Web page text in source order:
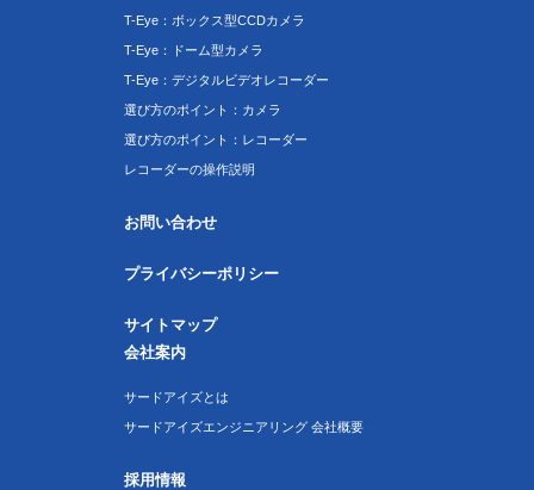
T-Eye：ボックス型CCDカメラ
T-Eye：ドーム型カメラ
T-Eye：デジタルビデオレコーダー
選び方のポイント：カメラ
選び方のポイント：レコーダー
レコーダーの操作説明
お問い合わせ
プライバシーポリシー
サイトマップ
会社案内
サードアイズとは
サードアイズエンジニアリング 会社概要
採用情報